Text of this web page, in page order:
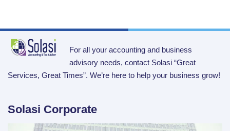
For all your accounting and business
advisory needs, contact Solasi “Great
Services, Great Times”. We’re here to help your business grow!
Solasi Corporate